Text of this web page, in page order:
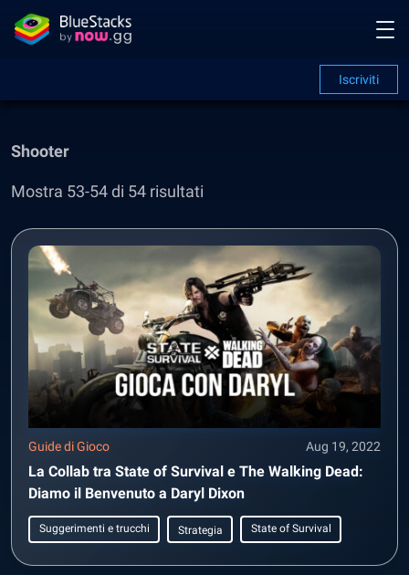
Iscriviti
Shooter
Mostra 53-54 di 54 risultati
Guide di Gioco Aug 19, 2022
La Collab tra State of Survival e The Walking Dead:
Diamo il Benvenuto a Daryl Dixon
Suggerimenti e trucchi Strategia State of Survival